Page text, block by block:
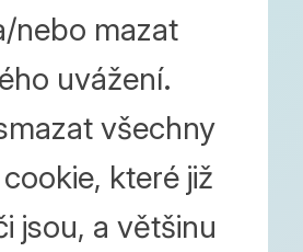
nebo mazat
uvážení.
všechny
které již
jsou, a většinu